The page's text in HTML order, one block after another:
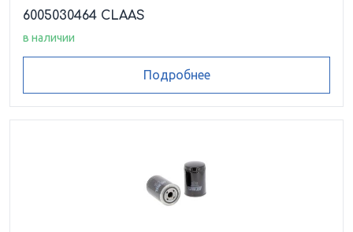
6005030464 CLAAS
в наличии
Подробнее